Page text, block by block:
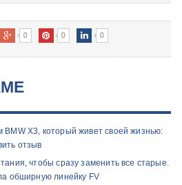
0 0 0
BMW X3, который живет своей жизнью:
отзыв
чтобы сразу заменить все старые.
обширную линейку FV